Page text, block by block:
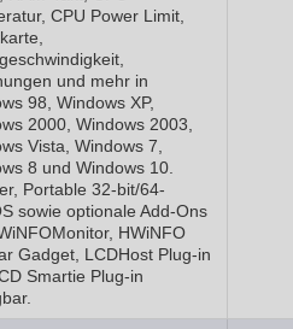
CPU Power Limit,
und mehr in
98, Windows XP,
2000, Windows 2003,
Vista, Windows 7,
8 und Windows 10.
Portable 32-bit/64-
sowie optionale Add-Ons
HWiNFO
Gadget, LCDHost Plug-in
Smartie Plug-in